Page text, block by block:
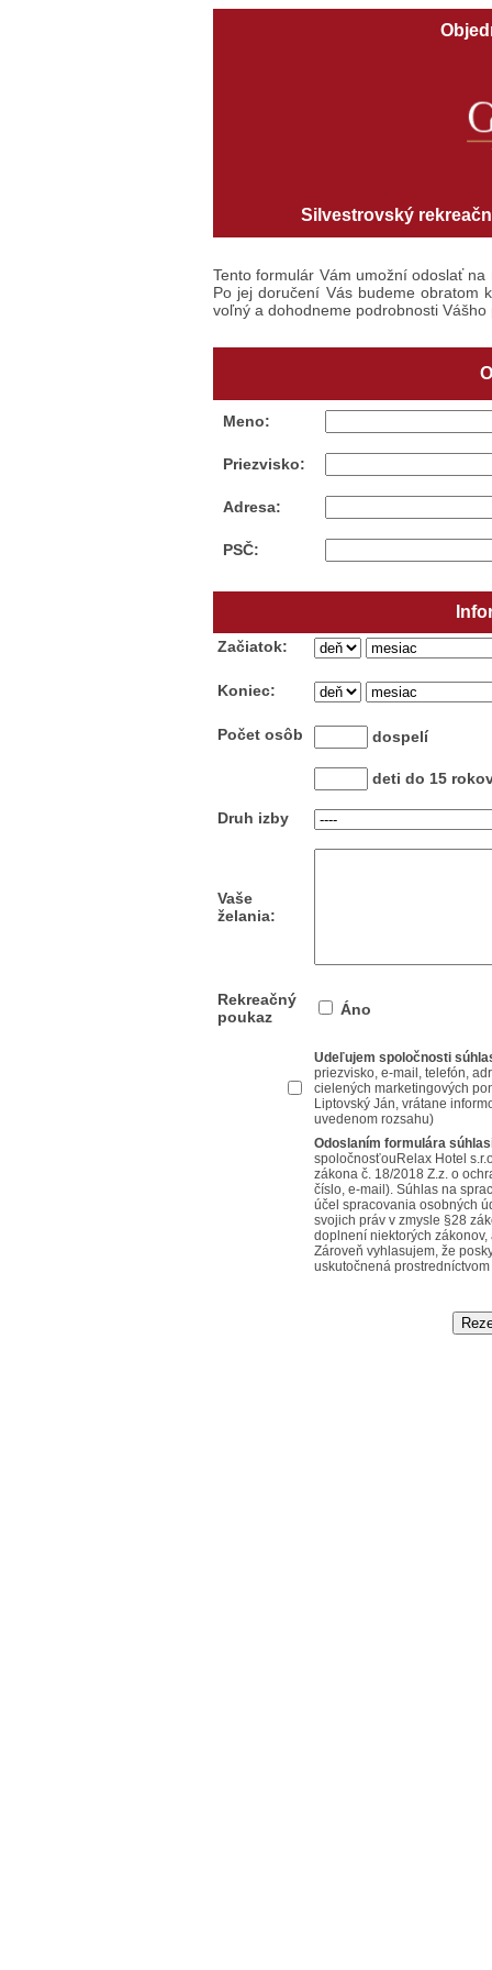
Silvestrovský
Tento formulár Vám umožní odoslať
Po jej doručení Vás budeme obratom
voľný a dohodneme podrobnosti Vášho
Meno:
Priezvisko:
Adresa:
PSČ:
Začiatok:
Koniec:
Počet osôb dospelí
deti do 15
Druh izby
Vaše
želania:
Rekreačný
poukaz
Áno
Udeľujem spoločnosti
priezvisko, e-mail, telefón,
cielených marketingových
Liptovský Ján, vrátane
uvedenom rozsahu)
Odoslaním formulára
spoločnosťouRelax Hotel
zákona č. 18/2018 Z.z. o
číslo, e-mail). Súhlas na
účel spracovania osobných
svojich práv v zmysle §28
doplnení niektorých
Zároveň vyhlasujem, že
uskutočnená